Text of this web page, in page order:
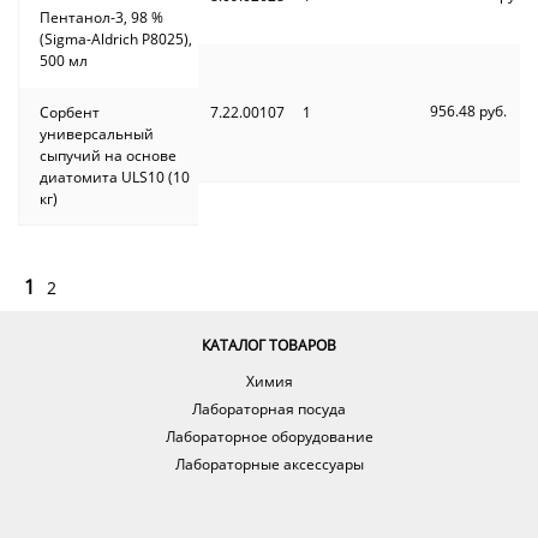
Пентанол-3, 98 %
(Sigma-Aldrich P8025),
500 мл
Сорбент
универсальный
сыпучий на основе
диатомита ULS10 (10
кг)
7.22.00107 1 956.48 руб.
1 2
КАТАЛОГ ТОВАРОВ
Химия
Лабораторная посуда
Лабораторное оборудование
Лабораторные аксессуары